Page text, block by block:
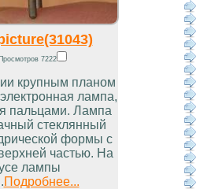
7222
крупным планом
лампа,
пальцами. Лампа
стеклянный
формы с
частью. На
лампы
Подробнее...